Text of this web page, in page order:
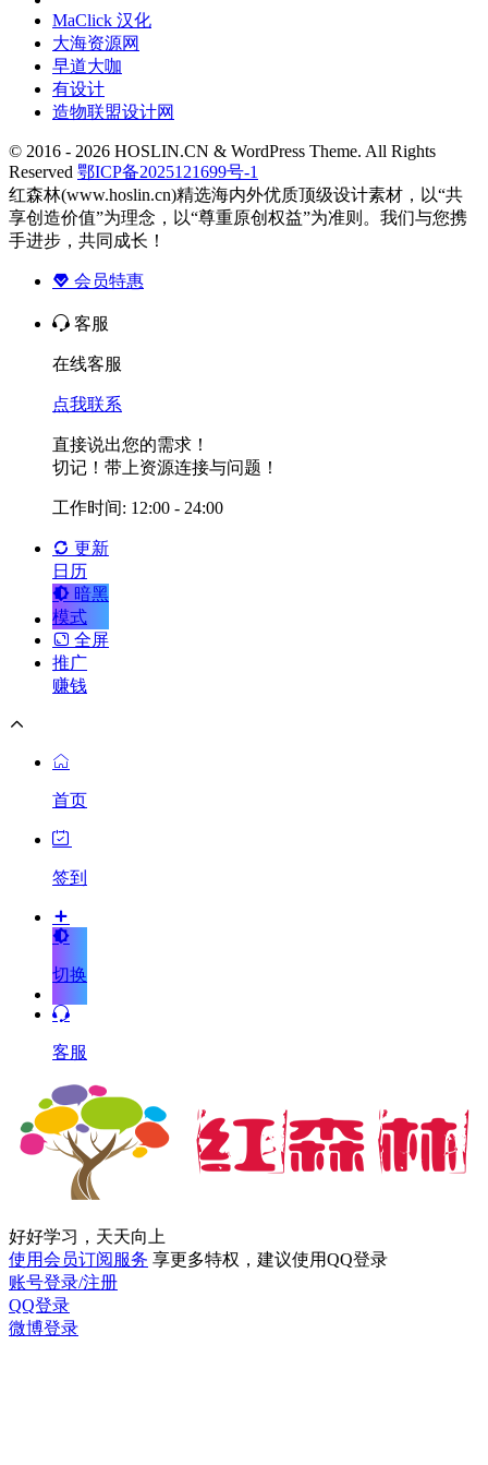
MaClick 汉化
大海资源网
早道大咖
有设计
造物联盟设计网
© 2016 - 2026 HOSLIN.CN & WordPress Theme. All Rights
Reserved 鄂ICP备2025121699号-1
红森林(www.hoslin.cn)精选海内外优质顶级设计素材，以“共
享创造价值”为理念，以“尊重原创权益”为准则。我们与您携
手进步，共同成长！
会员特惠
客服
在线客服
点我联系
直接说出您的需求！
切记！带上资源连接与问题！
工作时间: 12:00 - 24:00
更新
日历
暗黑
模式
全屏
推广
赚钱
首页
签到
切换
客服
好好学习，天天向上
使用会员订阅服务 享更多特权，建议使用QQ登录
账号登录/注册
QQ登录
微博登录